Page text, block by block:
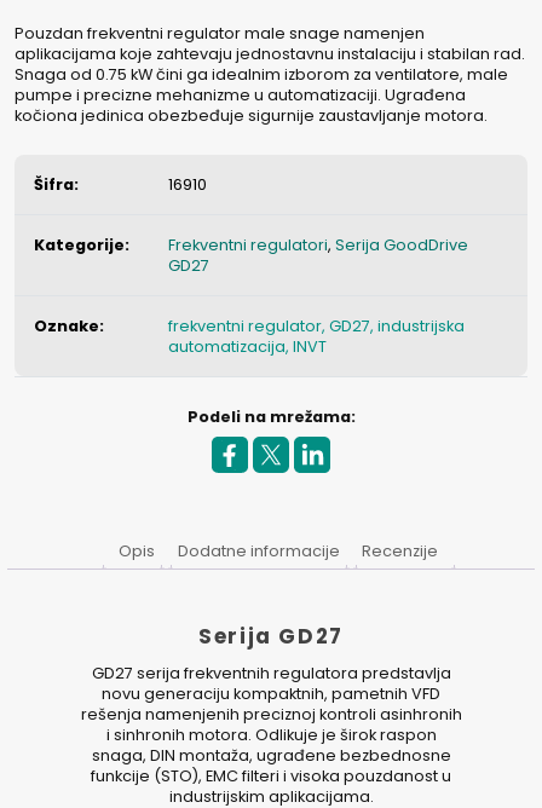
Pouzdan frekventni regulator male snage namenjen
aplikacijama koje zahtevaju jednostavnu instalaciju i stabilan rad.
Snaga od 0.75 kW čini ga idealnim izborom za ventilatore, male
pumpe i precizne mehanizme u automatizaciji. Ugrađena
kočiona jedinica obezbeđuje sigurnije zaustavljanje motora.
Šifra: 16910
Kategorije: Frekventni regulatori, Serija GoodDrive
GD27
Oznake:
frekventni regulator, GD27, industrijska
automatizacija, INVT
Podeli na mrežama:
Opis Dodatne informacije Recenzije
Serija GD27
GD27 serija frekventnih regulatora predstavlja
novu generaciju kompaktnih, pametnih VFD
rešenja namenjenih preciznoj kontroli asinhronih
i sinhronih motora. Odlikuje je širok raspon
snaga, DIN montaža, ugrađene bezbednosne
funkcije (STO), EMC filteri i visoka pouzdanost u
industrijskim aplikacijama.